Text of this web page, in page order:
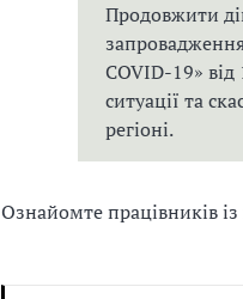
Продовжити
COVID-19»
ситуації та
регіоні.
Ознайомте працівників